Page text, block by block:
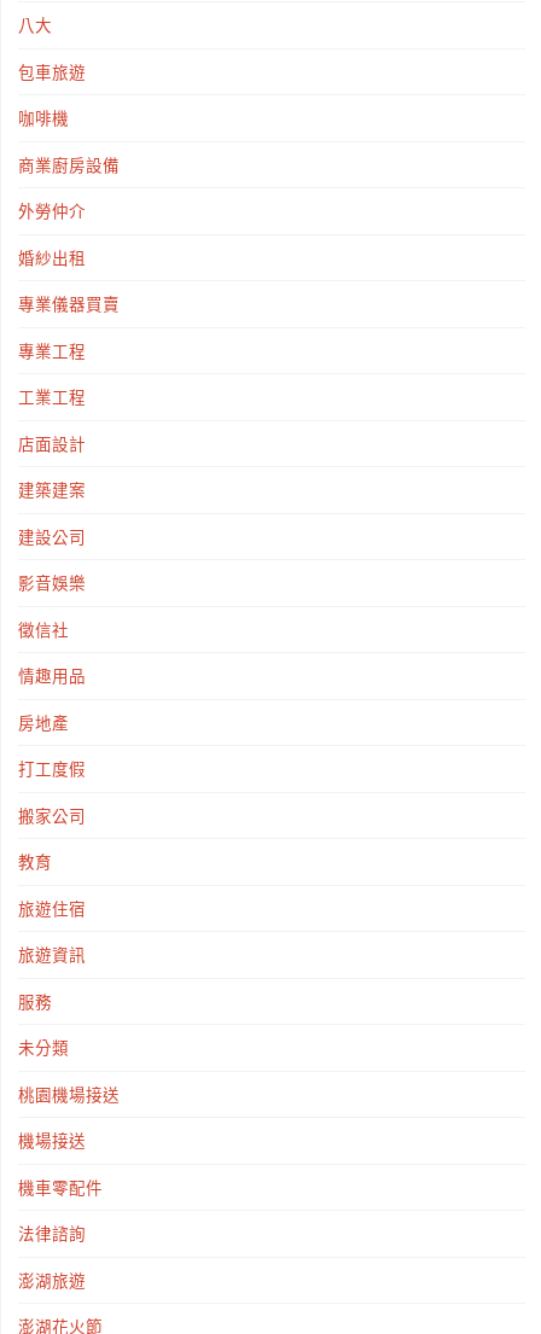
八大
包車旅遊
咖啡機
商業廚房設備
外勞仲介
婚紗出租
專業儀器買賣
專業工程
工業工程
店面設計
建築建案
建設公司
影音娛樂
徵信社
情趣用品
房地產
打工度假
搬家公司
教育
旅遊住宿
旅遊資訊
服務
未分類
桃園機場接送
機場接送
機車零配件
法律諮詢
澎湖旅遊
澎湖花火節